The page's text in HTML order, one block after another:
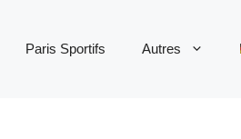
Paris Sportifs Autres